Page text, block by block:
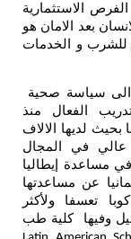
الاستثمارية
بعد الامان هو
للشرب و الخدمات
الى سياسة صحية
الفعال منذ
لديها الالاف
عالي في المجال
مساعدة إيطاليا
عن مساعدتها
تعسفا ولأكثر
ميل وفيها كلية طب